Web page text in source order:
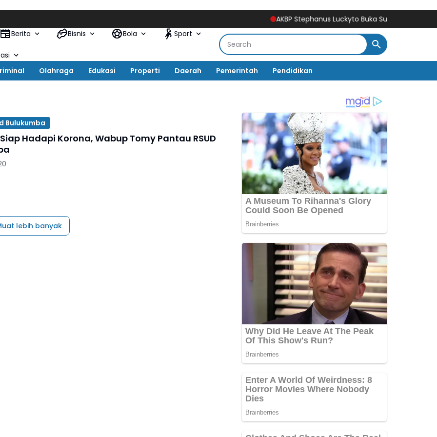
AKBP Stephanus Luckyto Buka Sunatan Massal,
Berita
Bisnis Bola Sport
Olahraga Edukasi Properti Daerah Pemerintah Pendidikan
Bulukumba
Hadapi Korona, Wabup Tomy Pantau RSUD
lebih banyak